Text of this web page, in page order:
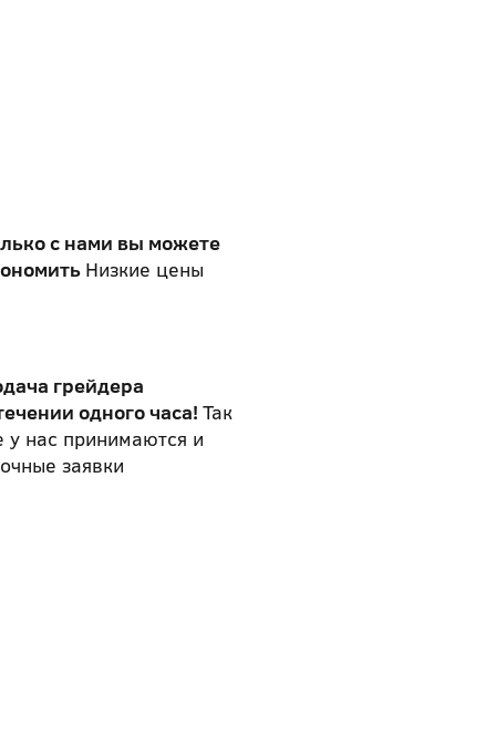
с нами вы можете
Низкие цены
грейдера
одного часа! Так
у нас принимаются и
заявки